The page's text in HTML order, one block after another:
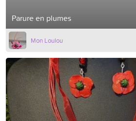
Parure en plumes
Mon Loulou